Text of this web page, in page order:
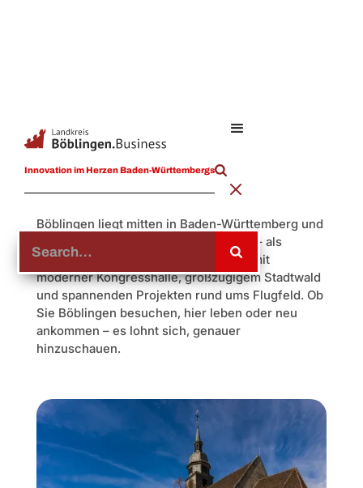
Innovation im Herzen Baden-Württembergs
Stadt Böblingen –
urban, stark, lebenswert
Böblingen liegt mitten in Baden-Württemberg und
hat sich längst einen Namen gemacht – als
wirtschaftsstarke Stadt im Landkreis, mit
moderner Kongresshalle, großzügigem Stadtwald
und spannenden Projekten rund ums Flugfeld. Ob
Sie Böblingen besuchen, hier leben oder neu
ankommen – es lohnt sich, genauer
hinzuschauen.